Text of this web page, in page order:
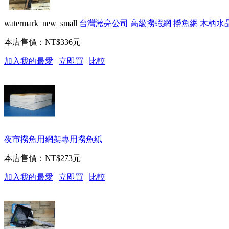
watermark_new_small 台灣淞亮公司 高級撈蝦網 撈魚網 木柄水
本店售價： NT$336元
加入我的最愛 | 立即買 | 比較
夜市撈魚用網架專用撈魚紙
本店售價： NT$273元
加入我的最愛 | 立即買 | 比較